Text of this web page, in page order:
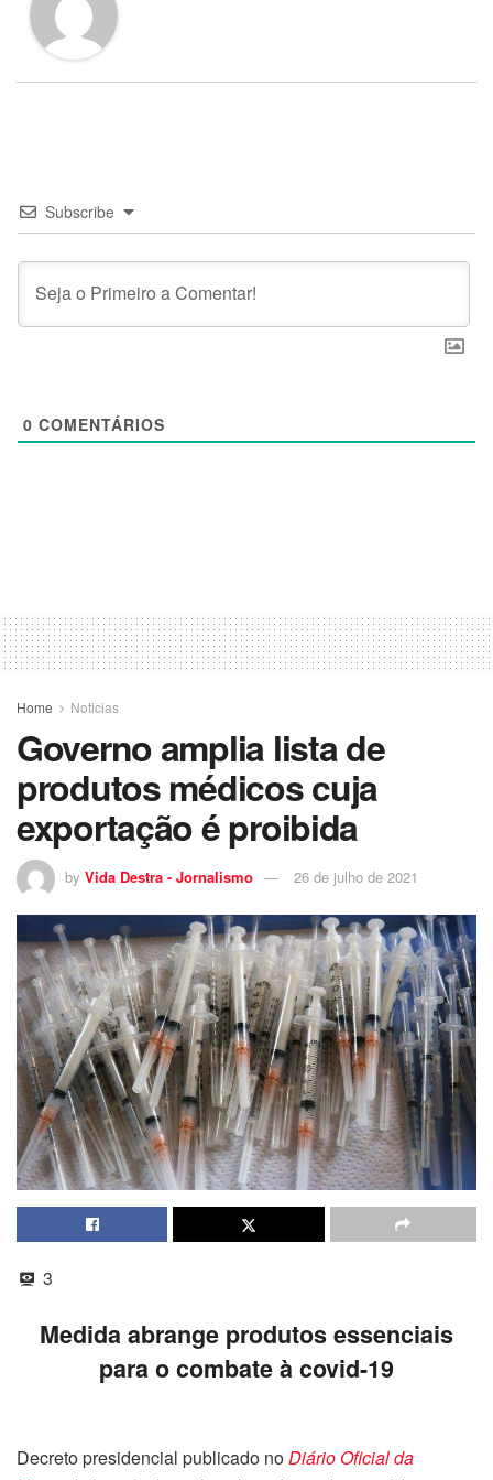
Subscribe
0 COMENTÁRIOS
Home Noticias
Governo amplia lista de
produtos médicos cuja
exportação é proibida
by Vida Destra - Jornalismo 26 de julho de 2021
3
Medida abrange produtos essenciais
para o combate à covid-19
Decreto presidencial publicado noDiário Oficial da